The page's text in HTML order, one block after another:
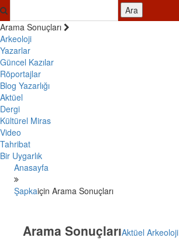
Ara
Arama Sonuçları
Arkeoloji
Yazarlar
Güncel Kazılar
Röportajlar
Blog Yazarlığı
Aktüel
Dergi
Kültürel Miras
Video
Tahribat
Bir Uygarlık
Anasayfa
Şapkaiçin Arama Sonuçları
Arama SonuçlarıAktüel Arkeoloji